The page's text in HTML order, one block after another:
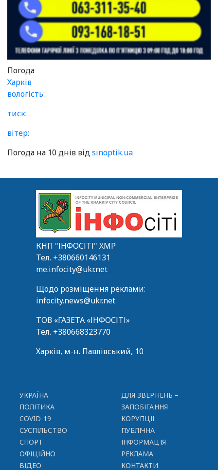
Погода
Харків
вологість:
тиск:
вітер:
Погода на 10 днів відsinoptik.ua
КНП "ІНФОСІТІ" ХМР
Тел. +380660146131
me.infocity@ukr.net
Щодо розміщення реклами:
infocity.news@ukr.net
ТОВ «ГАЗЕТА «ІНФОСІТІ»
Тел. +380668323770
Харків, м-н. Павлівський, 10
УКРАЇНА
ПОЛІТИКА
COVID-19
СУСПІЛЬСТВО
СПОРТ
ОФІЦІЙНО
ВІДЕО
ДЛЯ ЗВЕРНЕНЬ –
ЗАПОБІГАННЯ
КОРУПЦІЇ
ПУБЛІЧНА
ІНФОРМАЦІЯ
РЕКЛАМА
КОНТАКТИ